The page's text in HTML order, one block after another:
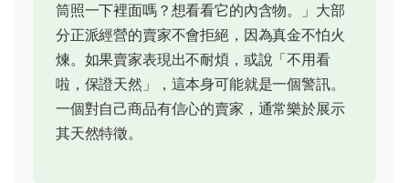
筒照一下裡面嗎？想看看它的內含物。」大部
分正派經營的賣家不會拒絕，因為真金不怕火
煉。如果賣家表現出不耐煩，或說「不用看
啦，保證天然」，這本身可能就是一個警訊。
一個對自己商品有信心的賣家，通常樂於展示
其天然特徵。